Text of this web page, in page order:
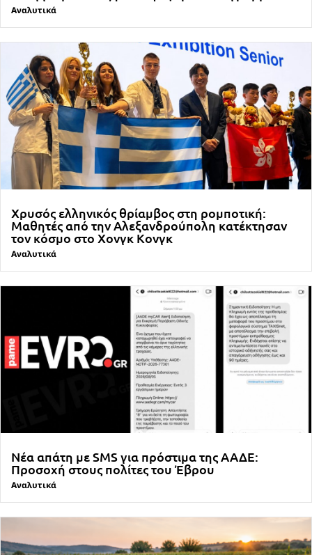
Αναλυτικά
Χρυσός ελληνικός θρίαμβος στη ρομποτική:
Μαθητές από την Αλεξανδρούπολη κατέκτησαν
τον κόσμο στο Χονγκ Κονγκ
Αναλυτικά
Νέα απάτη με SMS για πρόστιμα της ΑΑΔΕ:
Προσοχή στους πολίτες του Έβρου
Αναλυτικά